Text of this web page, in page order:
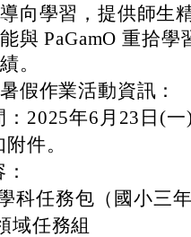
向學習，提供師生
與 PaGamO 重拾
。
假作業活動資訊：
：2025年6月23日(
件。
科任務包（國小三
域任務組